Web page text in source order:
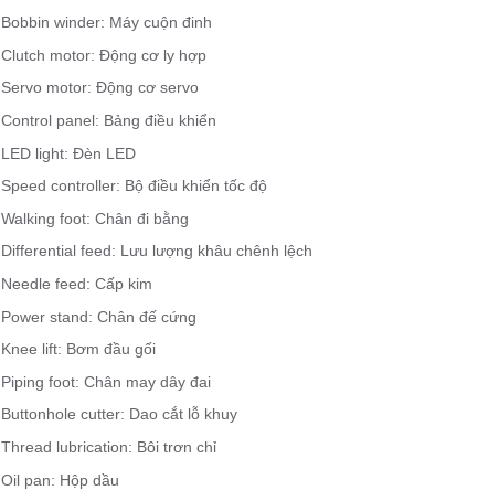
Bobbin winder: Máy cuộn đinh
Clutch motor: Động cơ ly hợp
Servo motor: Động cơ servo
Control panel: Bảng điều khiển
LED light: Đèn LED
Speed controller: Bộ điều khiển tốc độ
Walking foot: Chân đi bằng
Differential feed: Lưu lượng khâu chênh lệch
Needle feed: Cấp kim
Power stand: Chân đế cứng
Knee lift: Bơm đầu gối
Piping foot: Chân may dây đai
Buttonhole cutter: Dao cắt lỗ khuy
Thread lubrication: Bôi trơn chỉ
Oil pan: Hộp dầu